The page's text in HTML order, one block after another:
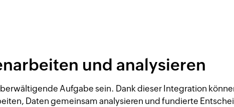
und analysieren
Aufgabe sein. Dank dieser Integration
Daten gemeinsam analysieren und fundierte